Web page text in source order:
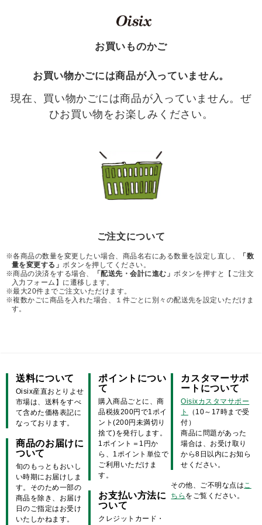
お買いものかご
お買い物かごには商品が入っていません。
現在、買い物かごには商品が入っていません。ぜ
ひお買い物をお楽しみください。
ご注文について
※各商品の数量を変更したい場合、商品名右にある数量を設定し直し、
「数
量を変更する」ボタンを押してください。
※商品の決済をする場合、
「配送先・会計に進む」ボタンを押すと【ご注文
入力フォーム】に遷移します。
※最大20件までご注文いただけます。
※複数かごに商品を入れた場合、１件ごとに別々の配送先を設定いただけま
す。
送料について
Oisix産直おとりよせ
市場は、送料をすべ
て含めた価格表記に
なっております。
商品のお届けに
ついて
旬のもっともおいし
い時期にお届けしま
す。そのため一部の
商品を除き、お届け
日のご指定はお受け
いたしかねます。
ポイントについ
て
購入商品ごとに、商
品税抜200円で1ポイ
ント(200円未満切り
捨て)を発行します。
1ポイント＝1円か
ら、1ポイント単位で
ご利用いただけま
す。
お支払い方法に
ついて
クレジットカード・
カスタマーサポ
ートについて
Oisixカスタマサポー
ト
（10～17時まで受
付）
商品に問題があった
場合は、お受け取り
から8日以内にお知ら
せください。
その他、ご不明な点はこ
ちら をご覧ください。